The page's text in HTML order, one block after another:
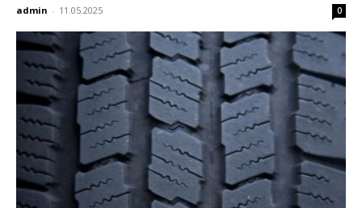
admin - 11.05.2025 0